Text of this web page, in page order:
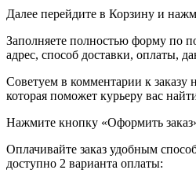
Далее перейдите в Корзину и
​​​​​​​Заполняете полностью форму по
адрес, способ доставки, оплаты,
​​​​​​​Советуем в комментарии к
которая поможет курьеру вас
​​​​​​​Нажмите кнопку «Оформить
Оплачивайте заказ удобным
доступно 2 варианта оплаты: